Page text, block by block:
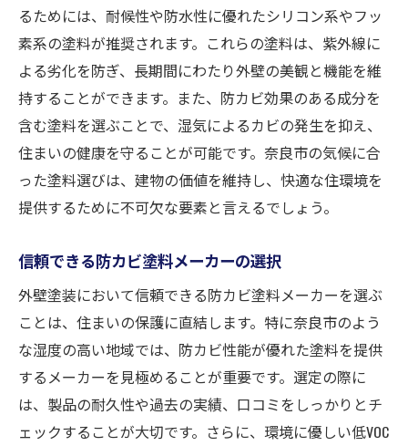
るためには、耐候性や防水性に優れたシリコン系やフッ
素系の塗料が推奨されます。これらの塗料は、紫外線に
よる劣化を防ぎ、長期間にわたり外壁の美観と機能を維
持することができます。また、防カビ効果のある成分を
含む塗料を選ぶことで、湿気によるカビの発生を抑え、
住まいの健康を守ることが可能です。奈良市の気候に合
った塗料選びは、建物の価値を維持し、快適な住環境を
提供するために不可欠な要素と言えるでしょう。
信頼できる防カビ塗料メーカーの選択
外壁塗装において信頼できる防カビ塗料メーカーを選ぶ
ことは、住まいの保護に直結します。特に奈良市のよう
な湿度の高い地域では、防カビ性能が優れた塗料を提供
するメーカーを見極めることが重要です。選定の際に
は、製品の耐久性や過去の実績、口コミをしっかりとチ
ェックすることが大切です。さらに、環境に優しい低VOC